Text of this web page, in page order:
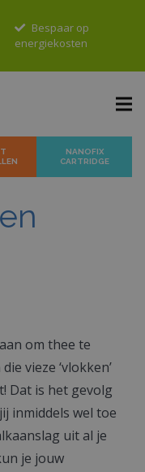
Bespaar op
energiekosten
NANOFIX
CARTRIDGE
om thee te
vieze ‘vlokken’
Dat is het gevolg
inmiddels wel toe
uit al je
je jouw